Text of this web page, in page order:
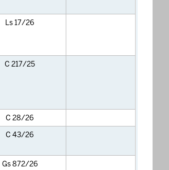
Ls 17/26
C 217/25
C 28/26
C 43/26
Gs 872/26